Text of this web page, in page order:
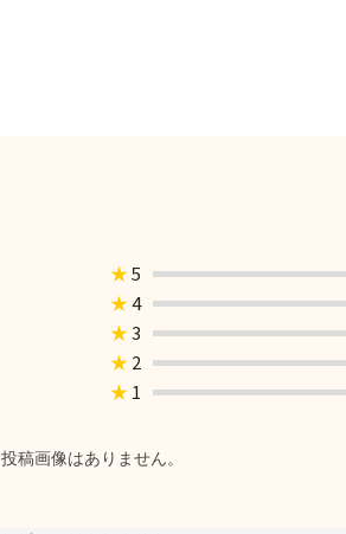
★5
★4
★3
★ 2
★ 1
投稿画像はありません。